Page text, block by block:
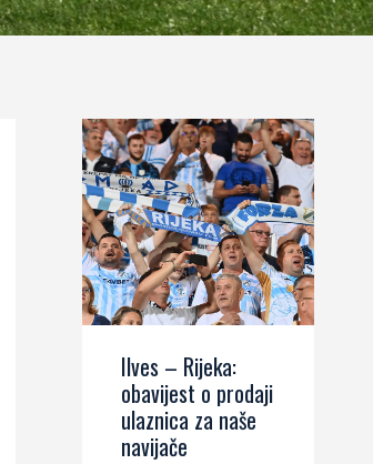
Ilves – Rijeka:
obavijest o prodaji
ulaznica za naše
navijače